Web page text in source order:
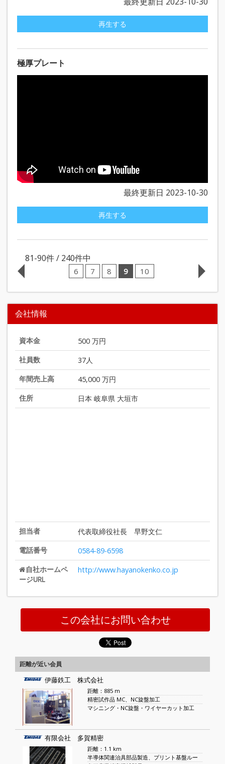
再生する
極厚プレート
最終更新日 2023-10-30
再生する
81-90件 / 240件中
6 7 8 9 10
会社情報
資本金
500 万円
社員数
37人
年間売上高
45,000 万円
住所
日本 岐阜県 大垣市
担当者
代表取締役社長 早野文仁
電話番号
0584-89-6598
自社ホームペ
ージURL
http://www.hayanokenko.co.jp
この会社にお問い合わせ
距離が近い会員
伊藤鉄工 株式会社
距離：885 m
精密試作品 MC、NC旋盤加工
マシニング・NC旋盤・ワイヤーカット加工
有限会社 多賀精密
距離：1.1 km
半導体関連治具部品製造、プリント基盤ルー